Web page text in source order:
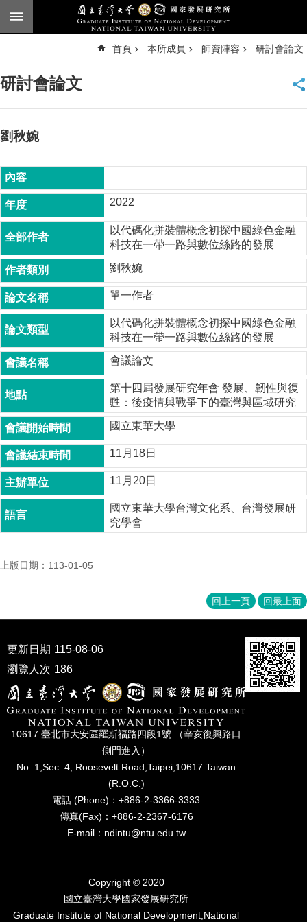
跳到主要內容區塊
臺
頁
公
告
本
所
介
本
所
成
員
博
士
碩
士
班
在
職
專
班
學
研
家
展
研
究
期
刊
口
專
首頁 本所成員 師資陣容 研討會論文
研討會論文
劉秋婉
2022
以代碼化拼裝體概念初探中國綠色金融
科技在一帶一路與數位絲路的發展
劉秋婉
單一作者
以代碼化拼裝體概念初探中國綠色金融
科技在一帶一路與數位絲路的發展
會議論文
第十四屆發展研究年會 發展、韌性與復
甦：後疫情與戰爭下的臺灣與區域研究
國立東華大學
11月18日
11月20日
國立東華大學台灣文化系、台灣發展研
究學會
上版日期：113-01-05
回上一頁 回最上面
更新日期 115-08-06
瀏覽人次 186
10617 臺北市⼤安區羅斯福路四段1號 （辛亥復興路⼝
側⾨進入）
No. 1,Sec. 4, Roosevelt Road,Taipei,10617 Taiwan
(R.O.C.)
電話 (Phone)：+886-2-3366-3333
傳真(Fax)：+886-2-2367-6176
E-mail：ndintu@ntu.edu.tw
Copyright © 2020
國立臺灣⼤學國家發展研究所
Graduate Institute of National Development,National